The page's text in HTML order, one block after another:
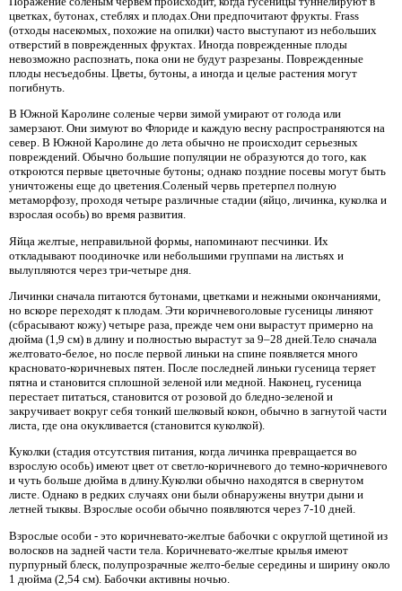
цветках, бутонах, стеблях и плодах.Они предпочитают фрукты. Frass
(отходы насекомых, похожие на опилки) часто выступают из небольших
отверстий в поврежденных фруктах. Иногда поврежденные плоды
невозможно распознать, пока они не будут разрезаны. Поврежденные
плоды несъедобны. Цветы, бутоны, а иногда и целые растения могут
погибнуть.
В Южной Каролине соленые черви зимой умирают от голода или
замерзают. Они зимуют во Флориде и каждую весну распространяются на
север. В Южной Каролине до лета обычно не происходит серьезных
повреждений. Обычно большие популяции не образуются до того, как
откроются первые цветочные бутоны; однако поздние посевы могут быть
уничтожены еще до цветения.Соленый червь претерпел полную
метаморфозу, проходя четыре различные стадии (яйцо, личинка, куколка и
взрослая особь) во время развития.
Яйца желтые, неправильной формы, напоминают песчинки. Их
откладывают поодиночке или небольшими группами на листьях и
вылупляются через три-четыре дня.
Личинки сначала питаются бутонами, цветками и нежными окончаниями,
но вскоре переходят к плодам. Эти коричневоголовые гусеницы линяют
(сбрасывают кожу) четыре раза, прежде чем они вырастут примерно на
дюйма (1,9 см) в длину и полностью вырастут за 9–28 дней.Тело сначала
желтовато-белое, но после первой линьки на спине появляется много
красновато-коричневых пятен. После последней линьки гусеница теряет
пятна и становится сплошной зеленой или медной. Наконец, гусеница
перестает питаться, становится от розовой до бледно-зеленой и
закручивает вокруг себя тонкий шелковый кокон, обычно в загнутой части
листа, где она окукливается (становится куколкой).
Куколки (стадия отсутствия питания, когда личинка превращается во
взрослую особь) имеют цвет от светло-коричневого до темно-коричневого
и чуть больше дюйма в длину.Куколки обычно находятся в свернутом
листе. Однако в редких случаях они были обнаружены внутри дыни и
летней тыквы. Взрослые особи обычно появляются через 7-10 дней.
Взрослые особи - это коричневато-желтые бабочки с округлой щетиной из
волосков на задней части тела. Коричневато-желтые крылья имеют
пурпурный блеск, полупрозрачные желто-белые середины и ширину около
1 дюйма (2,54 см). Бабочки активны ночью.